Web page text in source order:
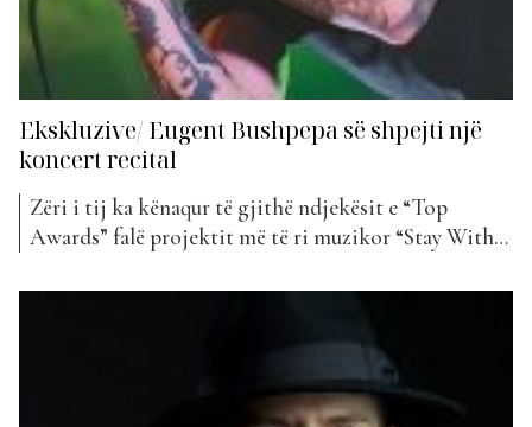
Ekskluzive/ Eugent Bushpepa së shpejti një
koncert recital
Zëri i tij ka kënaqur të gjithë ndjekësit e “Top
Awards” falë projektit më të ri muzikor “Stay With
bukuri të veçantë të gjithë këtij projekti i ka dhënë